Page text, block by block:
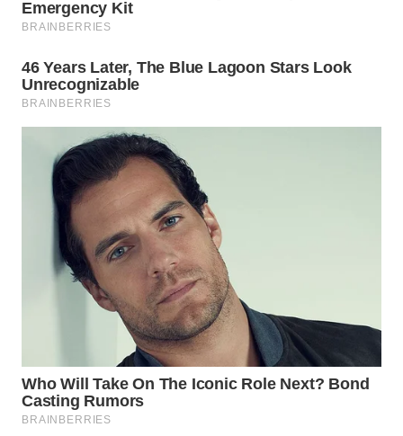
WN
TAPANULI
WN
WN
PADANG
LAWAS
WN
SUMEDANG
WN
KEPULAUAN
SERIBU